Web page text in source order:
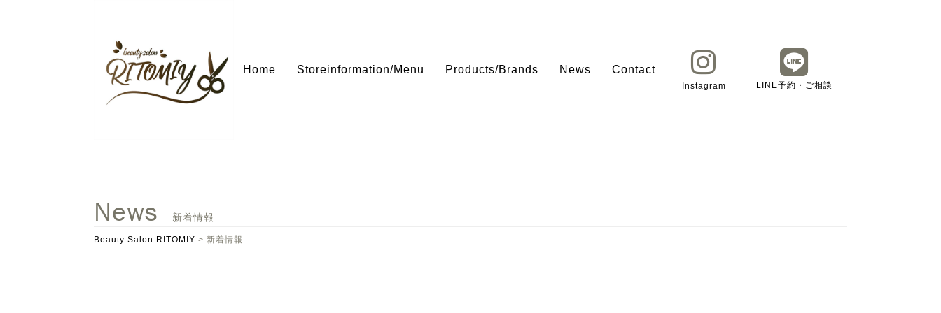
Home Storeinformation/Menu Products/Brands News Contact
Instagram LINE予約・ご相談
News 新着情報
Beauty Salon RITOMIY > 新着情報